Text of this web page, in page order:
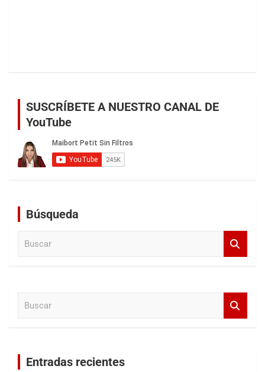
SUSCRÍBETE A NUESTRO CANAL DE
YouTube
Búsqueda
Entradas recientes